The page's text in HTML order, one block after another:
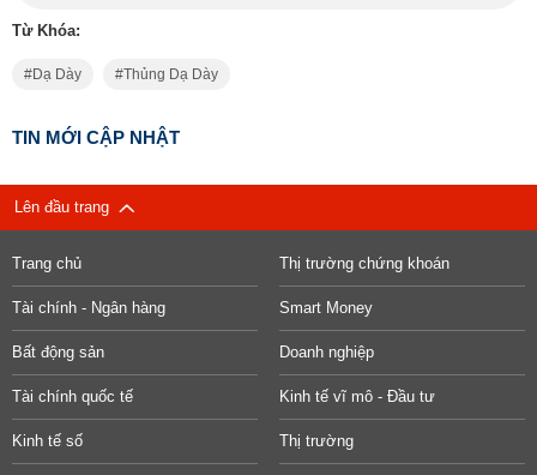
Từ Khóa:
Dạ Dày Thủng Dạ Dày
TIN MỚI CẬP NHẬT
Lên đầu trang
Trang chủ Thị trường chứng khoán
Tài chính - Ngân hàng Smart Money
Bất động sản Doanh nghiệp
Tài chính quốc tế Kinh tế vĩ mô - Đầu tư
Kinh tế số Thị trường